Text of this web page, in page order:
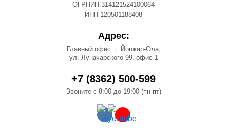
ОГРНИП 314121524100064
ИНН 120501188408
Адрес:
Главный офис: г. Йошкар-Ола,
ул. Луначарского 99, офис 1
+7 (8362) 500-599
Звоните с 8:00 до 19:00 (пн-пт)